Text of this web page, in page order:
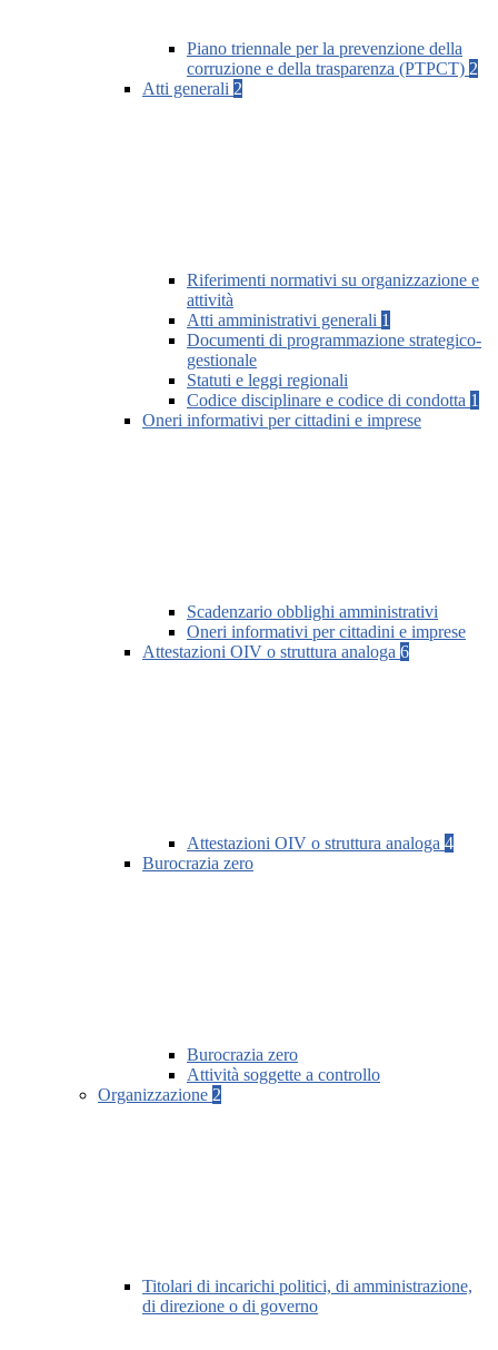
Piano triennale per la prevenzione della
corruzione e della trasparenza (PTPCT) 2
Atti generali 2
Riferimenti normativi su organizzazione e
attività
Atti amministrativi generali 1
Documenti di programmazione strategico-
gestionale
Statuti e leggi regionali
Codice disciplinare e codice di condotta 1
Oneri informativi per cittadini e imprese
Scadenzario obblighi amministrativi
Oneri informativi per cittadini e imprese
Attestazioni OIV o struttura analoga 6
Attestazioni OIV o struttura analoga 4
Burocrazia zero
Burocrazia zero
Attività soggette a controllo
Organizzazione 2
Titolari di incarichi politici, di amministrazione,
di direzione o di governo